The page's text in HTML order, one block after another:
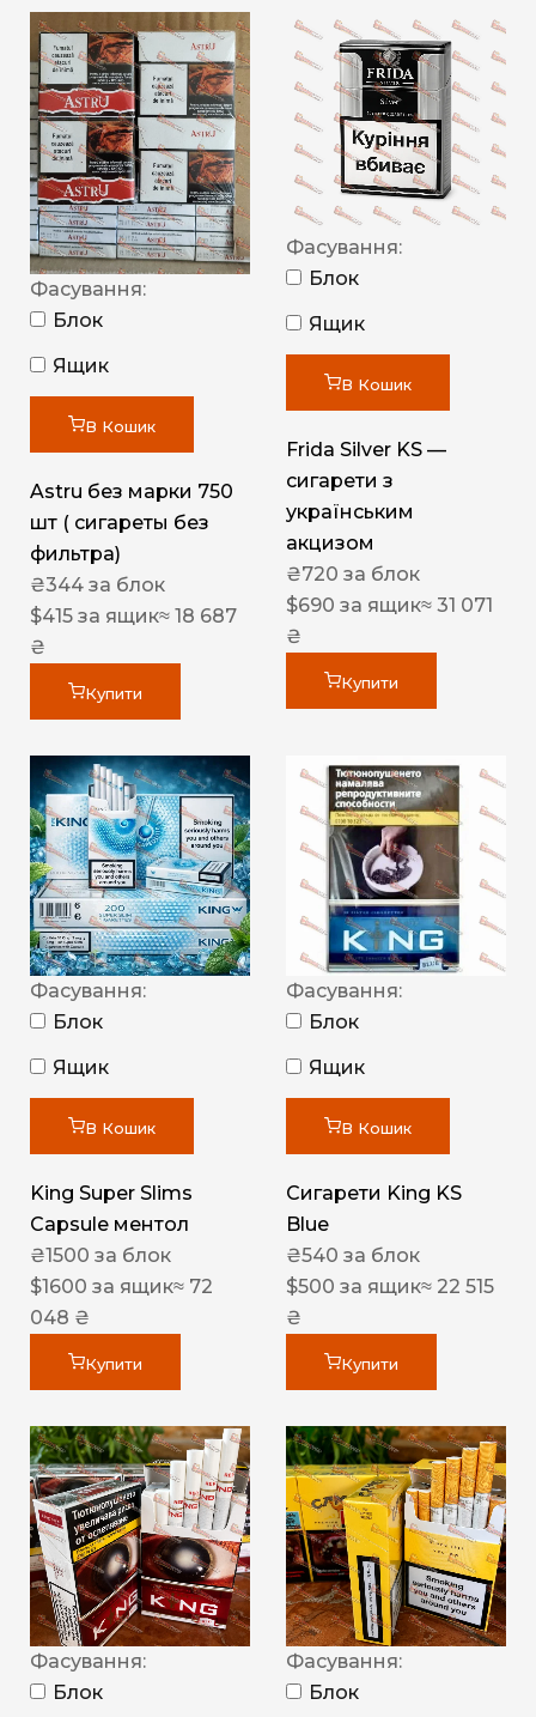
Фасування:
Блок
Ящик
В Кошик
Astru без марки 750
шт ( сигареты без
фильтра)
₴344 за блок
$415 за ящик≈ 18 687
₴
Купити
Фасування:
Блок
Ящик
В Кошик
Frida Silver KS —
сигарети з
українським
акцизом
₴720 за блок
$690 за ящик≈ 31 071
₴
Купити
Фасування:
Блок
Ящик
В Кошик
King Super Slims
Capsule ментол
₴1500 за блок
$1600 за ящик≈ 72
048 ₴
Купити
Фасування:
Блок
Ящик
В Кошик
Сигарети King KS
Blue
₴540 за блок
$500 за ящик≈ 22 515
₴
Купити
Фасування:
Блок
Фасування:
Блок